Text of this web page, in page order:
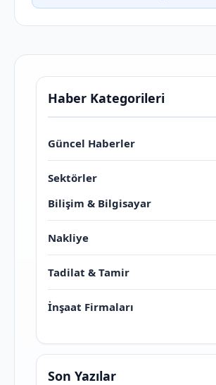
Haber Kategorileri
Güncel Haberler
Sektörler
Bilişim & Bilgisayar
Nakliye
Tadilat & Tamir
İnşaat Firmaları
Son Yazılar